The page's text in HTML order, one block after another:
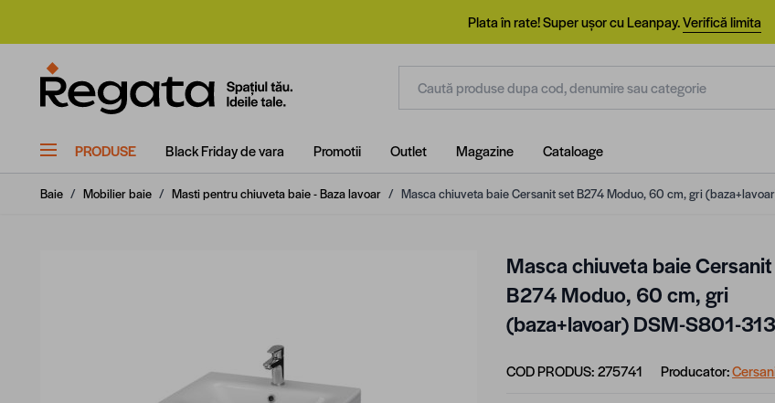
Plata în rate! Super ușor cu Leanpay.Verifică limita
PRODUSE Black Friday de vara Promotii Outlet Magazine Cataloage
Baie / Mobilier baie / Masti pentru chiuveta baie - Baza lavoar / Masca chiuveta baie Cersanit set B274 Moduo, 60 cm, gri
Masca chiuveta baie
B274 Moduo, 60 cm, gri
(baza+lavoar) DSM-S801-313
COD PRODUS:275741 Producator: